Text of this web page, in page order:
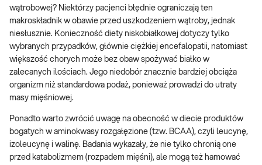
wątrobowej? Niektórzy pacjenci błędnie ograniczają ten
makroskładnik w obawie przed uszkodzeniem wątroby, jednak
niesłusznie. Konieczność diety niskobiałkowej dotyczy tylko
wybranych przypadków, głównie ciężkiej encefalopatii, natomiast
większość chorych może bez obaw spożywać białko w
zalecanych ilościach. Jego niedobór znacznie bardziej obciąża
organizm niż standardowa podaż, ponieważ prowadzi do utraty
masy mięśniowej.
Ponadto warto zwrócić uwagę na obecność w diecie produktów
bogatych w aminokwasy rozgałęzione (tzw. BCAA), czyli leucynę,
izoleucynę i walinę. Badania wykazały, że nie tylko chronią one
przed katabolizmem (rozpadem mięśni), ale mogą też hamować